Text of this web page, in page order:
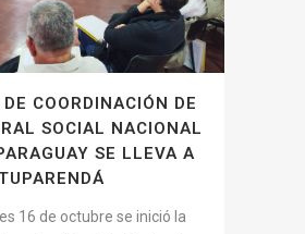
COORDINACIÓN DE
SOCIAL NACIONAL
SE LLEVA A
16 de octubre se inició la